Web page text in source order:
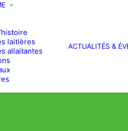
laitières
allaitantes
ACTUALITÉS &